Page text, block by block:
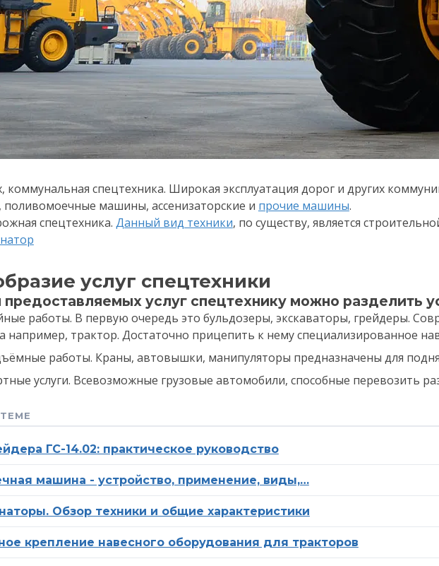
Ваш телефон
Оставьте это поле пустым.
Нажимая на кнопку «Отправить», вы соглашаетесь на
персональных данных, а также с политикой
коммунальная спецтехника. Широкая эксплуатация дорог и других
поливомоечные машины, ассенизаторские и прочие машины.
спецтехника. Данный вид техники, по существу, является
услуг спецтехники
услуг спецтехнику можно разделить
работы. В первую очередь это бульдозеры, экскаваторы, грейдеры.
например, трактор. Достаточно прицепить к нему специализированное
работы. Краны, автовышки, манипуляторы предназначены для
услуги. Всевозможные грузовые автомобили, способные перевозить
ГС-14.02: практическое руководство
машина - устройство, применение, виды,…
Обзор техники и общие характеристики
крепление навесного оборудования для тракторов